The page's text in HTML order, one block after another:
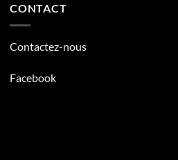
CONTACT
Contactez-nous
Facebook